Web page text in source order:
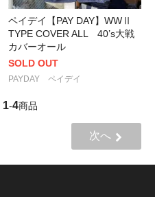
ペイデイ【PAY DAY】WWⅡ
TYPE COVER ALL 40’s大戦
カバーオール
SOLD OUT
PAYDAY ペイデイ
1-4商品
次へ